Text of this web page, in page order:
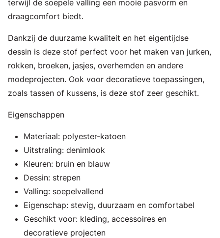
terwijl de soepele valling een mooie pasvorm en
draagcomfort biedt.
Dankzij de duurzame kwaliteit en het eigentijdse
dessin is deze stof perfect voor het maken van jurken,
rokken, broeken, jasjes, overhemden en andere
modeprojecten. Ook voor decoratieve toepassingen,
zoals tassen of kussens, is deze stof zeer geschikt.
Eigenschappen
Materiaal: polyester-katoen
Uitstraling: denimlook
Kleuren: bruin en blauw
Dessin: strepen
Valling: soepelvallend
Eigenschap: stevig, duurzaam en comfortabel
Geschikt voor: kleding, accessoires en
decoratieve projecten